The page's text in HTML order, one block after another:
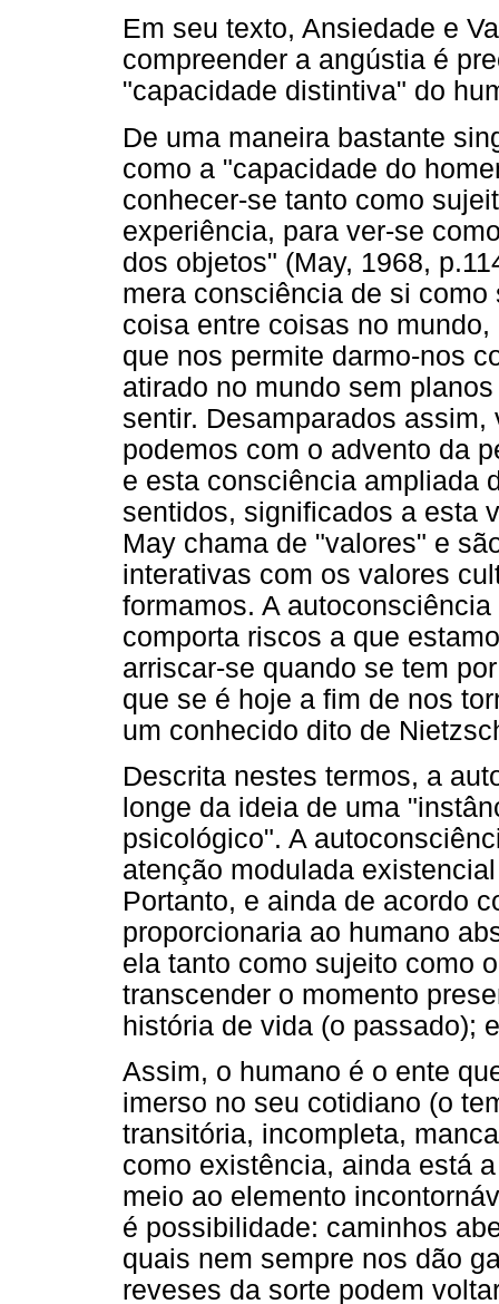
Em seu texto, Ansiedade e
compreender a angústia é
"capacidade distintiva" do
De uma maneira bastante
como a "capacidade do
conhecer-se tanto como
experiência, para ver-se
dos objetos" (May, 1968,
mera consciência de si
coisa entre coisas no
que nos permite darmo-nos
atirado no mundo sem
sentir. Desamparados
podemos com o advento da
e esta consciência ampliada
sentidos, significados a esta
May chama de "valores" e
interativas com os valores
formamos. A
comporta riscos a que
arriscar-se quando se tem
que se é hoje a fim de nos
um conhecido dito de
Descrita nestes termos, a
longe da ideia de uma
psicológico". A
atenção modulada
Portanto, e ainda de acordo
proporcionaria ao humano
ela tanto como sujeito como
transcender o momento
história de vida (o passado);
Assim, o humano é o ente
imerso no seu cotidiano (o
transitória, incompleta,
como existência, ainda está
meio ao elemento
é possibilidade: caminhos
quais nem sempre nos dão
reveses da sorte podem